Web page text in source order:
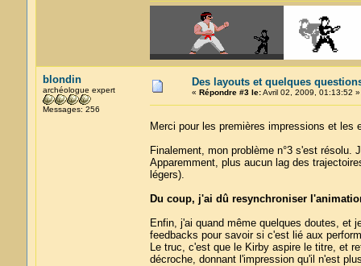
blondin
archéologue expert
Messages: 256
Des layouts et quelques
« Répondre #3 le:Avril 02, 2009, 01:13:52 »
Merci pour les premières impressions et
Finalement, mon problème n°3 s'est
Apparemment, plus aucun lag des
légers).
Du coup, j'ai dû resynchroniser
Enfin, j'ai quand même quelques doutes, et
feedbacks pour savoir si c'est lié aux
Le truc, c'est que le Kirby aspire le titre, et
décroche, donnant l'impression qu'il n'est